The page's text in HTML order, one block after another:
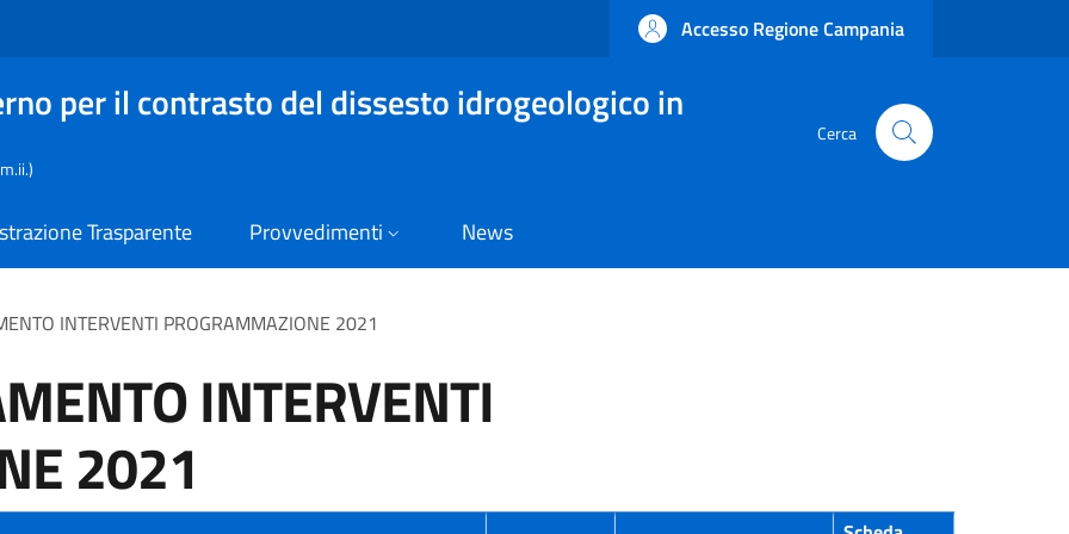
Accesso Regione Campania
per il contrasto del dissesto idrogeologico in
Cerca
Trasparente Provvedimenti News
INTERVENTI PROGRAMMAZIONE 2021
INTERVENTI
2021